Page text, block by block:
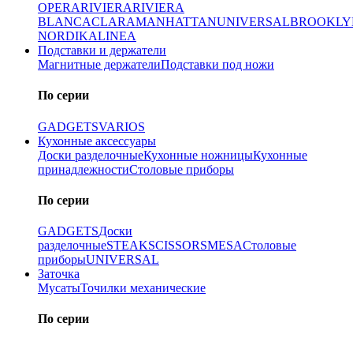
OPERARIVIERARIVIERA
BLANCACLARAMANHATTANUNIVERSAL
NORDIKALINEA
Подставки и держатели
Магнитные держателиПодставки под ножи
По серии
GADGETSVARIOS
Кухонные аксессуары
Доски разделочныеКухонные ножницыКухонные
принадлежностиСтоловые приборы
По серии
GADGETSДоски
разделочныеSTEAKSCISSORSMESAСтоловые
приборыUNIVERSAL
Заточка
МусатыТочилки механические
По серии